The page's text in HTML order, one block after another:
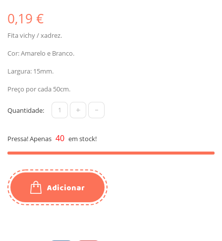
0,19 €
Fita vichy / xadrez.
Cor: Amarelo e Branco.
Largura: 15mm.
Preço por cada 50cm.
Quantidade: + -
Pressa! Apenas 40 em stock!
Adicionar